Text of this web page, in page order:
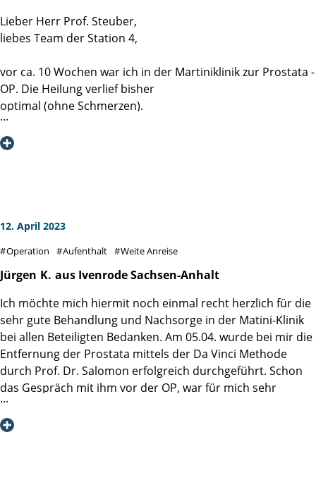
Satz kurz vor der Narkose "Ich passe auf Sie auf..." hat es
mir menschlich sehr viel leichter gemacht.
Dank an dieses außergewöhnliche Team.
Lieber Herr Prof. Steuber,
liebes Team der Station 4,
vor ca. 10 Wochen war ich in der Martiniklinik zur Prostata -
OP. Die Heilung verlief bisher
optimal (ohne Schmerzen).
Ich möchte mich bei Ihnen und Ihren Mitarbeitern sowohl
im OP, als auch auf der Station für die super Arbeit und
auch in dieser Qualität fortgeführt wird.
12. April 2023
Operation Aufenthalt Weite Anreise
Jürgen K. aus Ivenrode Sachsen-Anhalt
Ich möchte mich hiermit noch einmal recht herzlich für die
sehr gute Behandlung und Nachsorge in der Matini-Klinik
bei allen Beteiligten Bedanken. Am 05.04. wurde bei mir die
Entfernung der Prostata mittels der Da Vinci Methode
durch Prof. Dr. Salomon erfolgreich durchgeführt. Schon
das Gespräch mit ihm vor der OP, war für mich sehr
beruhigend. Unmittelbar nach der OP, rief Prof. Dr.
Salomon bei meiner Frau an und erklärte ihr kurz den